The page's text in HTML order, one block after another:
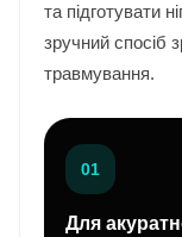
та підготувати
зручний спосіб
травмування.
01
Для